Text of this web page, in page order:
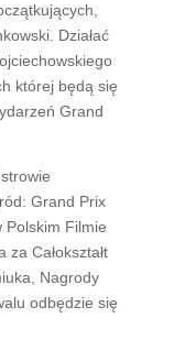
Działać
której będą się
Grand
Grand Prix
Polskim Filmie
Całokształt
Nagrody
odbędzie się